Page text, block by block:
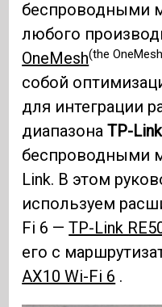
беспроводными
любого
OneMesh(the
собой
для интеграции
диапазонаTP-Link
беспроводными
Link. В этом
используем
Fi 6 —TP-Link
его с
AX10 Wi-Fi 6 .